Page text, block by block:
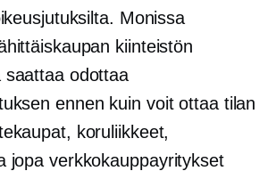
Monissa
kiinteistön
saattaa odottaa
ennen kuin voit ottaa tilan
koruliikkeet,
jopa verkkokauppayritykset